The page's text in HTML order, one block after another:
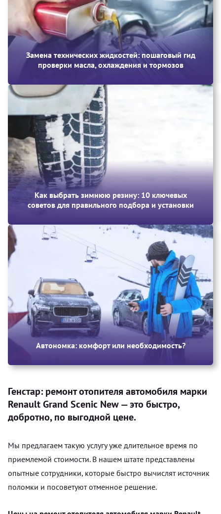
Замена технических жидкостей: пошаговый гид
проверки масла, охлаждения и тормозов
Как выбрать зимнюю резину: 10 ключевых
советов для правильного подбора и установки
Автономка: комфорт или необходимость?
Генстар: ремонт отопителя автомобиля марки
Renault Grand Scenic New — это быстро,
добротно, по выгодной цене.
Мы предлагаем такую услугу уже длительное время по
приемлемой стоимости. В нашем штате представлены
опытные сотрудники, которые быстро вычислят источник
поломки и посоветуют отменное решение.